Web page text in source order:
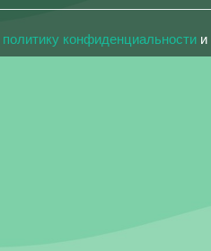
политику конфиденциальности и